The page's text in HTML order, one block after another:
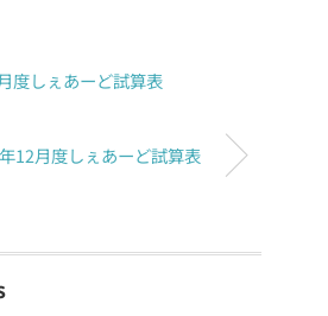
度しぇあーど試算表
12月度しぇあーど試算表